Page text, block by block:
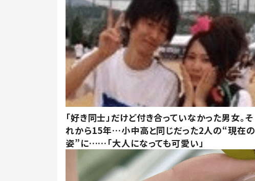
「好き同士」だけど付き合っていなかった男女。そ
れから15年…小中高と同じだった2人の“現在の
姿”に……「大人になっても可愛い」